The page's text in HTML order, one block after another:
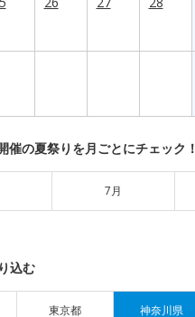
催の夏祭りを月ごとにチェック！
7月
込む
東京都 神奈川県